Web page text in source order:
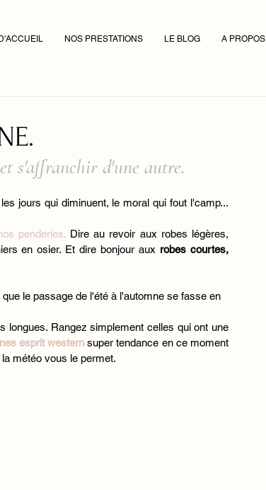
NOS PRESTATIONS LE BLOG A PROPOS
s'affranchir d'une autre.
jours qui diminuent, le moral qui fout l'camp...
penderies. Dire au revoir aux robes légères,
en osier. Et dire bonjour aux robes courtes,
le passage de l'été à l'automne se fasse en
longues. Rangez simplement celles qui ont une
esprit western super tendance en ce moment
météo vous le permet.